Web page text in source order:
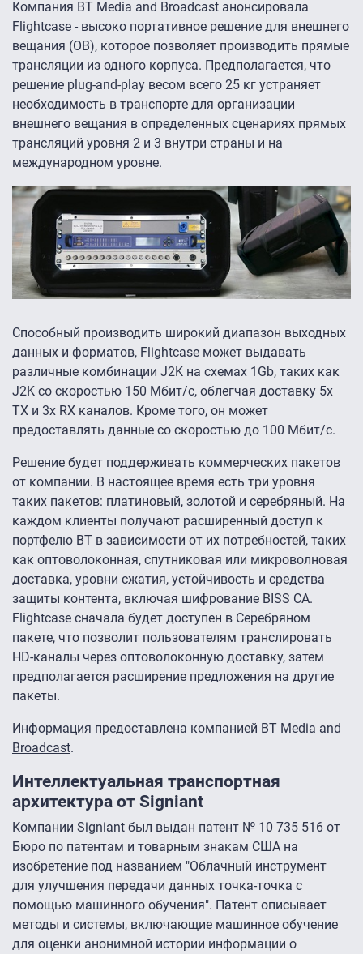
Компания BT Media and Broadcast анонсировала
Flightcase - высоко портативное решение для внешнего
вещания (OB), которое позволяет производить прямые
трансляции из одного корпуса. Предполагается, что
решение plug-and-play весом всего 25 кг устраняет
необходимость в транспорте для организации
внешнего вещания в определенных сценариях прямых
трансляций уровня 2 и 3 внутри страны и на
международном уровне.
Способный производить широкий диапазон выходных
данных и форматов, Flightcase может выдавать
различные комбинации J2K на схемах 1Gb, таких как
J2K со скоростью 150 Мбит/с, облегчая доставку 5x
TX и 3x RX каналов. Кроме того, он может
предоставлять данные со скоростью до 100 Мбит/с.
Решение будет поддерживать коммерческих пакетов
от компании. В настоящее время есть три уровня
таких пакетов: платиновый, золотой и серебряный. На
каждом клиенты получают расширенный доступ к
портфелю BT в зависимости от их потребностей, таких
как оптоволоконная, спутниковая или микроволновая
доставка, уровни сжатия, устойчивость и средства
защиты контента, включая шифрование BISS CA.
Flightcase сначала будет доступен в Серебряном
пакете, что позволит пользователям транслировать
HD-каналы через оптоволоконную доставку, затем
предполагается расширение предложения на другие
пакеты.
Информация предоставлена компанией BT Media and
Broadcast.
Интеллектуальная транспортная
архитектура от Signiant
Компании Signiant был выдан патент № 10 735 516 от
Бюро по патентам и товарным знакам США на
изобретение под названием "Облачный инструмент
для улучшения передачи данных точка-точка с
помощью машинного обучения". Патент описывает
методы и системы, включающие машинное обучение
для оценки анонимной истории информации о